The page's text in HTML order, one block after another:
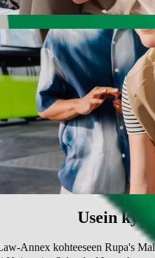
of Law-Annex
sopivia ajoneuvoja (WAV).
Bolt basicin kanssa.
Usein
Annex kohteeseen Rupa's Mall